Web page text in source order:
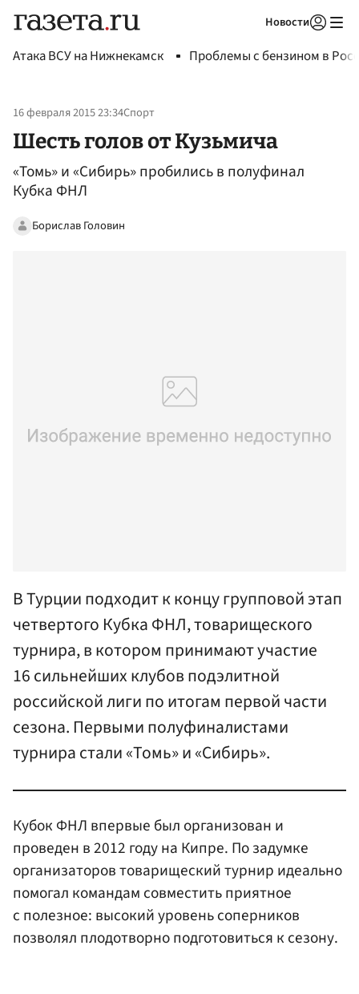
Новости
Атака ВСУ на Нижнекамск Проблемы с бензином в
16 февраля 2015 23:34Спорт
Шесть голов от Кузьмича
«Томь» и «Сибирь» пробились в полуфинал
Кубка ФНЛ
Борислав Головин
В Турции подходит к концу групповой этап
четвертого Кубка ФНЛ, товарищеского
турнира, в котором принимают участие
16 сильнейших клубов подэлитной
российской лиги по итогам первой части
сезона. Первыми полуфиналистами
турнира стали «Томь» и «Сибирь».
Кубок ФНЛ впервые был организован и
проведен в 2012 году на Кипре. По задумке
организаторов товарищеский турнир идеально
помогал командам совместить приятное
с полезное: высокий уровень соперников
позволял плодотворно подготовиться к сезону.